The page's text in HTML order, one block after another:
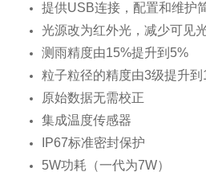
提供USB连接，配置和维护
光源改为红外光，减少可见
测雨精度由15%提升到5%
粒子粒径的精度由3级提升到
原始数据无需校正
集成温度传感器
IP67标准密封保护
5W功耗（一代为7W）